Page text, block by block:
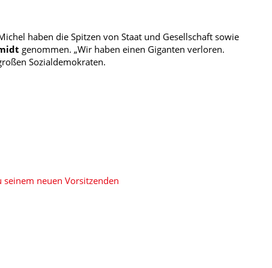
haben die Spitzen von Staat und Gesellschaft sowie
genommen. „Wir haben einen Giganten verloren.
Sozialdemokraten.
neuen Vorsitzenden